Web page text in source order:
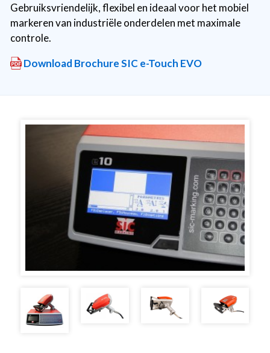
Gebruiksvriendelijk, flexibel en ideaal voor het mobiel
markeren van industriële onderdelen met maximale
controle.
Download Brochure SIC e-Touch EVO